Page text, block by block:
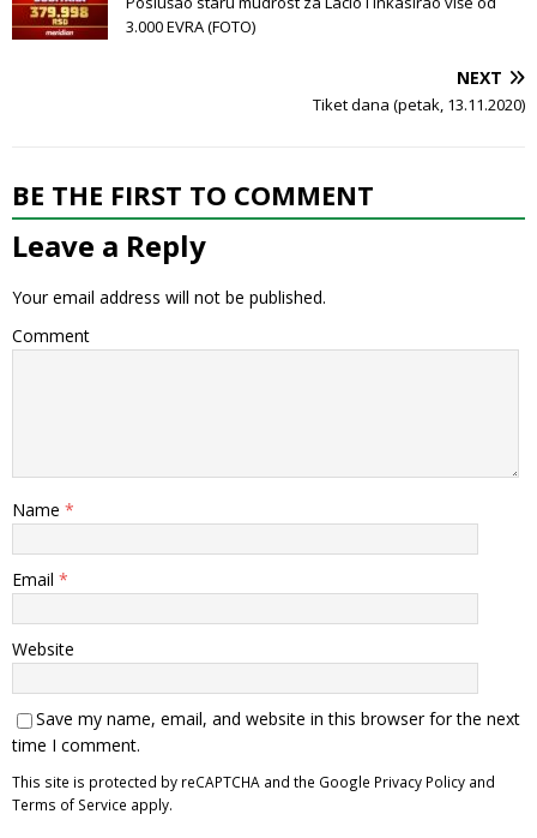
3.000 EVRA (FOTO)
NEXT
Tiket dana (petak, 13.11.2020)
BE THE FIRST TO COMMENT
Leave a Reply
Your email address will not be published.
Comment
Name *
Email *
Website
Save my name, email, and website in this browser for the next
time I comment.
This site is protected by reCAPTCHA and the Google Privacy Policy and
Terms of Service apply.